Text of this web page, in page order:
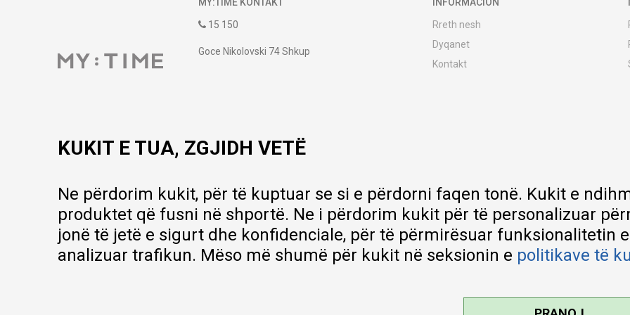
15 150
Goce Nikolovski 74 Shkup
Rreth nesh
Dyqanet
Kontakt
Lista e çmimeve
KUKIT E TUA, ZGJIDH VETË
Ne përdorim kukit, për të kuptuar se si e përdorni faqen tonë. Kukit e
produktet që fusni në shportë. Ne i përdorim kukit për të personalizuar
jonë të jetë e sigurt dhe konfidenciale, për të përmirësuar funksionalitetin
analizuar trafikun. Mëso më shumë për kukit në seksionin e politikave të